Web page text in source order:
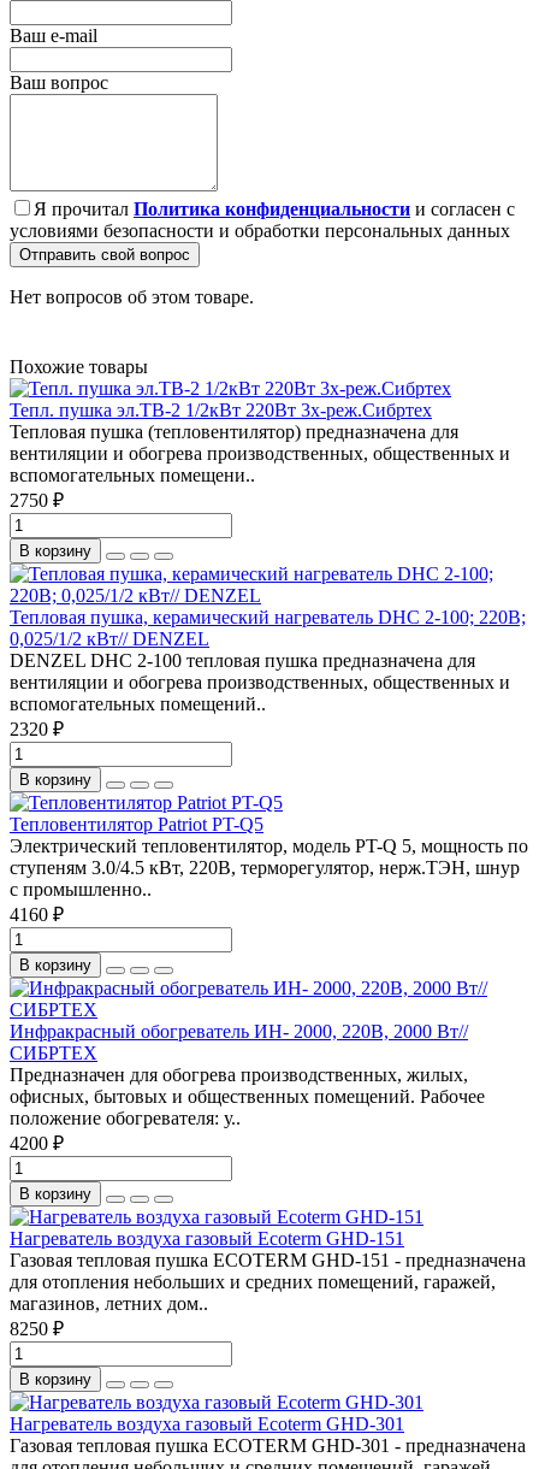
Ваш e-mail
Ваш вопрос
Я прочитал Политика конфиденциальности и согласен с
условиями безопасности и обработки персональных данных
Отправить свой вопрос
Нет вопросов об этом товаре.
Похожие товары
Тепл. пушка эл.ТВ-2 1/2кВт 220Вт 3х-реж.Сибртех
Тепловая пушка (тепловентилятор) предназначена для
вентиляции и обогрева производственных, общественных и
вспомогательных помещени..
2750 ₽
В корзину
Тепловая пушка, керамический нагреватель DHC 2-100; 220В;
0,025/1/2 кВт// DENZEL
DENZEL DHC 2-100 тепловая пушка предназначена для
вентиляции и обогрева производственных, общественных и
вспомогательных помещений..
2320 ₽
В корзину
Тепловентилятор Patriot PT-Q5
Электрический тепловентилятор, модель PT-Q 5, мощность по
ступеням 3.0/4.5 кВт, 220В, терморегулятор, нерж.ТЭН, шнур
с промышленно..
4160 ₽
В корзину
Инфракрасный обогреватель ИН- 2000, 220В, 2000 Вт//
СИБРТЕХ
Предназначен для обогрева производственных, жилых,
офисных, бытовых и общественных помещений. Рабочее
положение обогревателя: у..
4200 ₽
В корзину
Нагреватель воздуха газовый Ecoterm GHD-151
Газовая тепловая пушка ECOTERM GHD-151 - предназначена
для отопления небольших и средних помещений, гаражей,
магазинов, летних дом..
8250 ₽
В корзину
Нагреватель воздуха газовый Ecoterm GHD-301
Газовая тепловая пушка ECOTERM GHD-301 - предназначена